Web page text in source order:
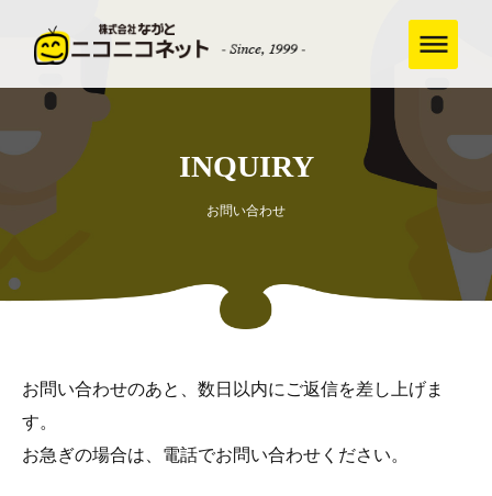
INQUIRY
お問い合わせ
お問い合わせのあと、数日以内にご返信を差し上げま
す。
お急ぎの場合は、電話でお問い合わせください。